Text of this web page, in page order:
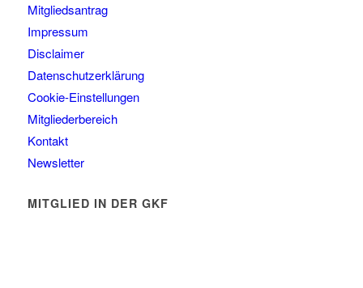
Mitgliedsantrag
Impressum
Disclaimer
Datenschutzerklärung
Cookie-Einstellungen
Mitgliederbereich
Kontakt
Newsletter
MITGLIED IN DER GKF